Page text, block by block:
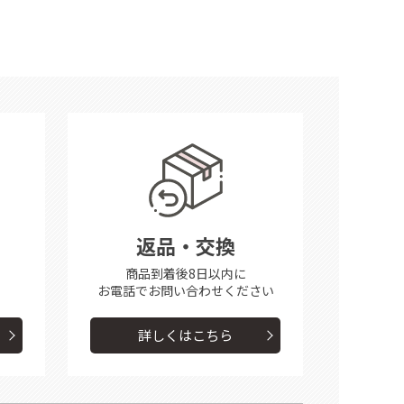
返品・交換
商品到着後8日以内に
お電話でお問い合わせください
詳しくはこちら